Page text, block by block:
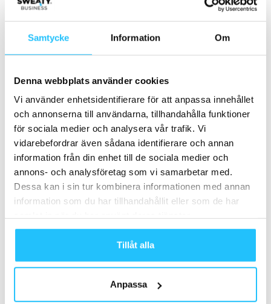
Samtycke Information Om
Denna webbplats använder cookies
Vi använder enhetsidentifierare för att anpassa innehållet
och annonserna till användarna, tillhandahålla funktioner
för sociala medier och analysera vår trafik. Vi
vidarebefordrar även sådana identifierare och annan
information från din enhet till de sociala medier och
annons- och analysföretag som vi samarbetar med.
Dessa kan i sin tur kombinera informationen med annan
information som du har tillhandahållit eller som de har
Tillåt alla
Anpassa
MEST POPULÄRA
Sportgym Tour
2019-02-20
TRUE Fitness lanserar nästa generations
träningsutrustning på FIBO
2025-04-08
SATS rekryterar Mia Lund Hanusek som ny